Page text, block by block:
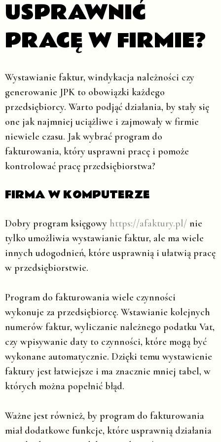
USPRAWNIĆ
PRACĘ W FIRMIE?
Wystawianie faktur, windykacja należności czy
generowanie JPK to obowiązki każdego
przedsiębiorcy. Warto podjąć działania, by stały się
one jak najmniej uciążliwe i zajmowały w firmie
niewiele czasu. Jak wybrać program do
fakturowania, który usprawni pracę i pomoże
kontrolować pracę przedsiębiorstwa?
FIRMA W KOMPUTERZE
Dobry program księgowy https://afaktury.pl/ nie
tylko umożliwia wystawianie faktur, ale ma wiele
innych udogodnień, które usprawnią i ułatwią pracę
w przedsiębiorstwie.
Program do fakturowania wiele czynności
wykonuje za przedsiębiorcę. Wstawianie kolejnych
numerów faktur, wyliczanie należnego podatku Vat,
czy wpisywanie daty to czynności, które mogą być
wykonane automatycznie. Dzięki temu wystawienie
faktury jest łatwiejsze i ma znacznie mniej tabel, w
których można popełnić błąd.
Ważne jest również, by program do fakturowania
miał dodatkowe funkcje, które usprawnią działania